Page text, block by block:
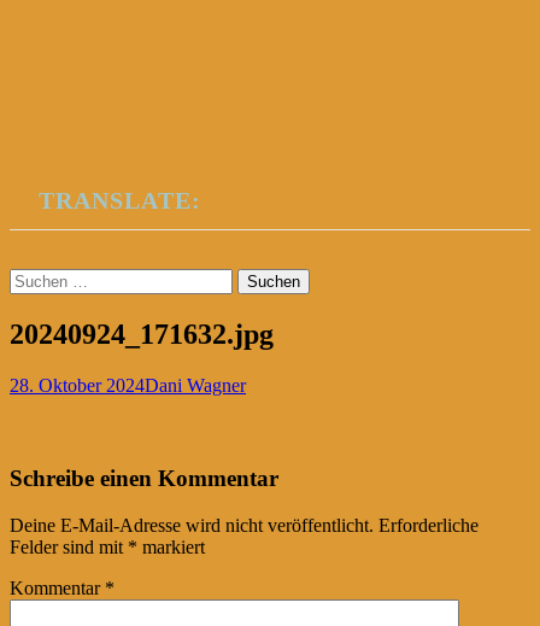
TRANSLATE:
Suchen
nach:
20240924_171632.jpg
28. Oktober 2024Dani Wagner
Post
navigation
←
Schreibe einen Kommentar
Deine E-Mail-Adresse wird nicht veröffentlicht. Erforderliche
Felder sind mit * markiert
Kommentar *